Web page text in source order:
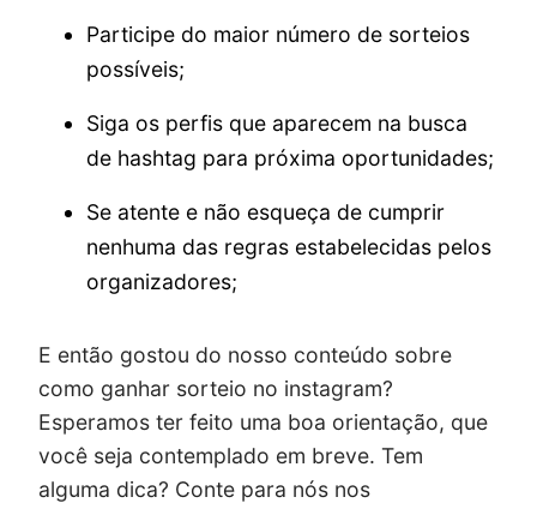
Participe do maior número de sorteios
possíveis;
Siga os perfis que aparecem na busca
de hashtag para próxima oportunidades;
Se atente e não esqueça de cumprir
nenhuma das regras estabelecidas pelos
organizadores;
E então gostou do nosso conteúdo sobre
como ganhar sorteio no instagram?
Esperamos ter feito uma boa orientação, que
você seja contemplado em breve. Tem
alguma dica? Conte para nós nos